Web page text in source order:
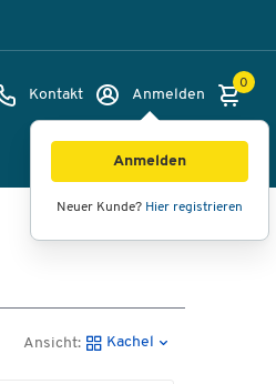
Kontakt Anmelden
Anmelden
Neuer Kunde? Hier registrieren
0
Ansicht: Kachel